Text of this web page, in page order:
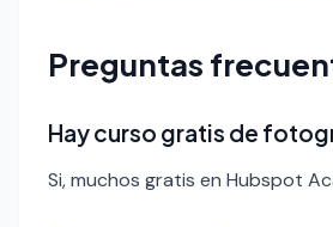
Preguntas
Hay curso gratis de
Si, muchos gratis en Hubspot